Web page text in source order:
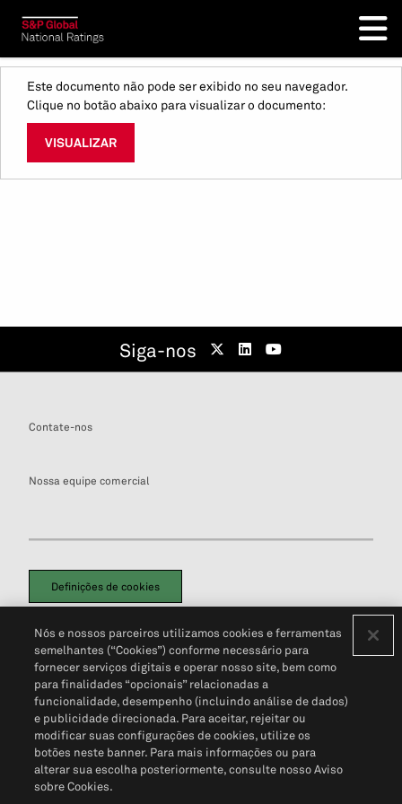
Este documento não pode ser exibido no seu navegador.
Clique no botão abaixo para visualizar o documento:
VISUALIZAR
Siga-nos
Contate-nos
Nossa equipe comercial
Definições de cookies
Política de PrivacidadePortal de privacidade do cliente (em inglês)
Não Venda Minhas Informações Pessoais© 2026 S&P Global
Nós e nossos parceiros utilizamos cookies e ferramentas
semelhantes (“Cookies”) conforme necessário para
fornecer serviços digitais e operar nosso site, bem como
para finalidades “opcionais” relacionadas a
funcionalidade, desempenho (incluindo análise de dados)
e publicidade direcionada. Para aceitar, rejeitar ou
modificar suas configurações de cookies, utilize os
botões neste banner. Para mais informações ou para
alterar sua escolha posteriormente, consulte nosso Aviso
sobre Cookies.